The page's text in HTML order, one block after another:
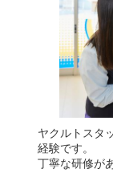
ヤクルトスタ
経験です。
丁寧な研修が